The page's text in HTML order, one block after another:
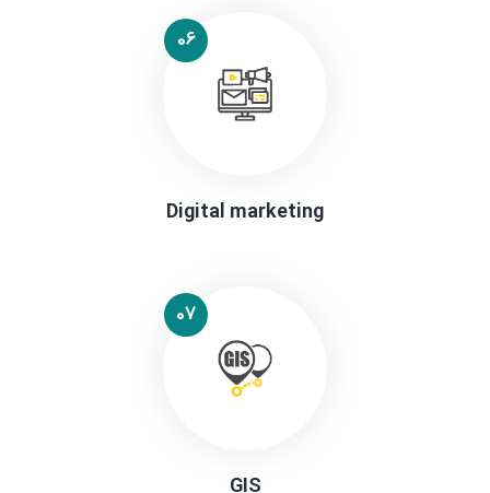
06
Digital marketing
07
GIS